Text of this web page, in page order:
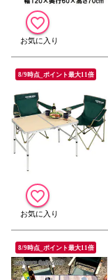
8/9時点_ポイント最大11倍
8/9時点_ポイント最大11倍